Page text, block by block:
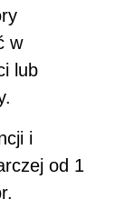
w
lub
i
od 1